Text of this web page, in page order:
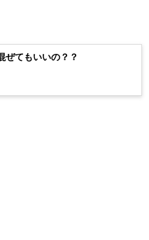
ぜてもいいの？？